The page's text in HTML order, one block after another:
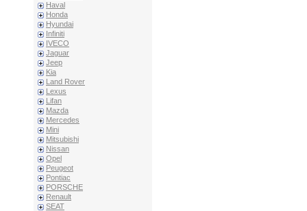
Haval
Honda
Hyundai
Infiniti
IVECO
Jaguar
Jeep
Kia
Land Rover
Lexus
Lifan
Mazda
Mercedes
Mini
Mitsubishi
Nissan
Opel
Peugeot
Pontiac
PORSCHE
Renault
SEAT